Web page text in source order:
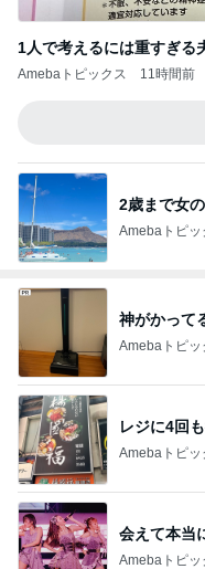
1人で考えるには重すぎる
Amebaトピックス 11時間前
2歳まで女
Amebaトピッ
神がかって
Amebaトピッ
レジに4回
Amebaトピッ
会えて本当
Amebaトピッ